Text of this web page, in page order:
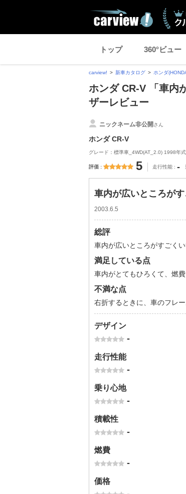
トップ 360°ビュー
carview! 新車カタログ ホンダ
ホンダ CR-V 「車内
ザーレビュー
ニックネーム非公開さん
ホンダ CR-V
グレード：標準車_4WD(AT_2.0) 1998年式
評価 5 走行性能 -
車内が広いところが
2003.6.5
総評
車内が広いところがすごく
満足している点
車内がとてもひろくて、燃
不満な点
右折するときに、車のフレ
デザイン
-
走行性能
-
乗り心地
-
積載性
-
燃費
-
価格